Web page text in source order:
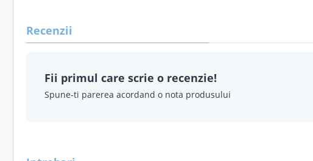
Recenzii
Fii primul care scrie o recenzie!
Spune-ti parerea acordand o nota produsului